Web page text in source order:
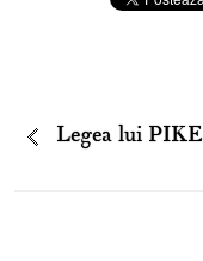
Legea lui PIKE